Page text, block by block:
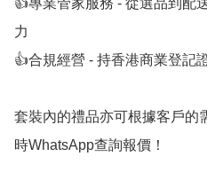
👍專業管家服務 - 從選品到配
力
👍合規經營 - 持香港商業登記
套裝內的禮品亦可根據客戶的
時WhatsApp查詢報價！